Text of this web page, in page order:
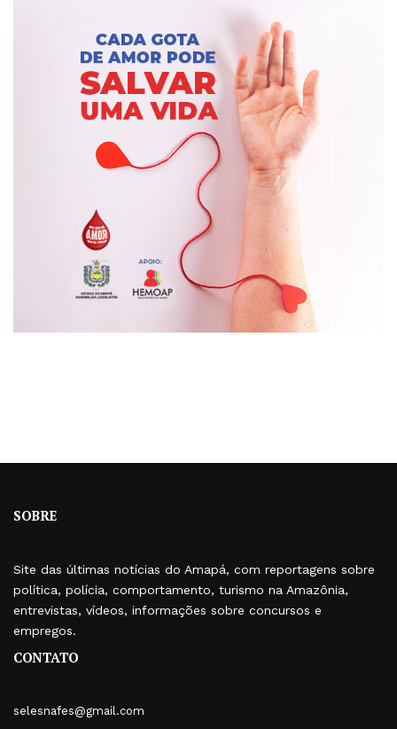
SOBRE
Site das últimas notícias do Amapá, com reportagens sobre
política, polícia, comportamento, turismo na Amazônia,
entrevistas, vídeos, informações sobre concursos e
empregos.
CONTATO
selesnafes@gmail.com